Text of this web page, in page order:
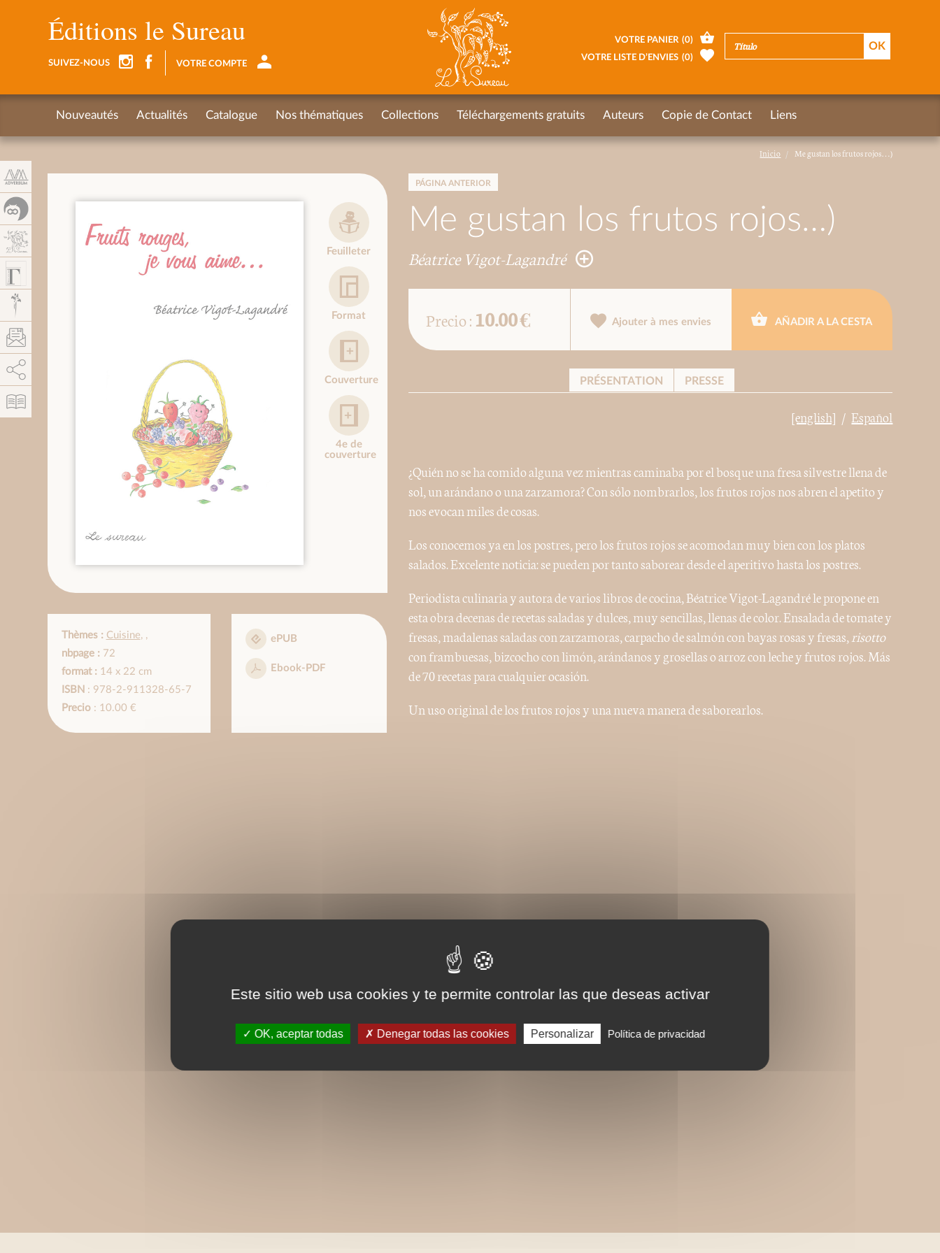
Inicio Me gustan los frutos rojos…)
PÁGINA ANTERIOR
Me gustan los frutos rojos…)
Béatrice Vigot-Lagandré
Feuilleter
Format
Couverture
4e de
couverture
Thèmes : Cuisine, ,
nbpage :72
format :14 x 22 cm
ISBN : 978-2-911328-65-7
Precio: 10.00 €
ePUB
Ebook-PDF
Precio : 10.00 € Ajouter à mes envies AÑADIR A LA CESTA
PRÉSENTATION PRESSE
[english] Español
¿Quién no se ha comido alguna vez mientras caminaba por el bosque una fresa silvestre llena de
sol, un arándano o una zarzamora? Con sólo nombrarlos, los frutos rojos nos abren el apetito y
nos evocan miles de cosas.
Los conocemos ya en los postres, pero los frutos rojos se acomodan muy bien con los platos
salados. Excelente noticia: se pueden por tanto saborear desde el aperitivo hasta los postres.
Periodista culinaria y autora de varios libros de cocina, Béatrice Vigot-Lagandré le propone en
esta obra decenas de recetas saladas y dulces, muy sencillas, llenas de color. Ensalada de tomate y
fresas, madalenas saladas con zarzamoras, carpacho de salmón con bayas rosas y fresas, risotto
con frambuesas, bizcocho con limón, arándanos y grosellas o arroz con leche y frutos rojos. Más
de 70 recetas para cualquier ocasión.
Un uso original de los frutos rojos y una nueva manera de saborearlos.
Éditions le Sureau
SUIVEZ-NOUS VOTRE COMPTE
VOTRE PANIER (0)
VOTRE LISTE D’ENVIES (0)
Nouveautés Actualités Catalogue Nos thématiques Collections Téléchargements gratuits Auteurs Copie de Contact Liens
Este sitio web usa cookies y te permite controlar las que deseas activar
OK, aceptar todas Denegar todas las cookies Personalizar Política de privacidad